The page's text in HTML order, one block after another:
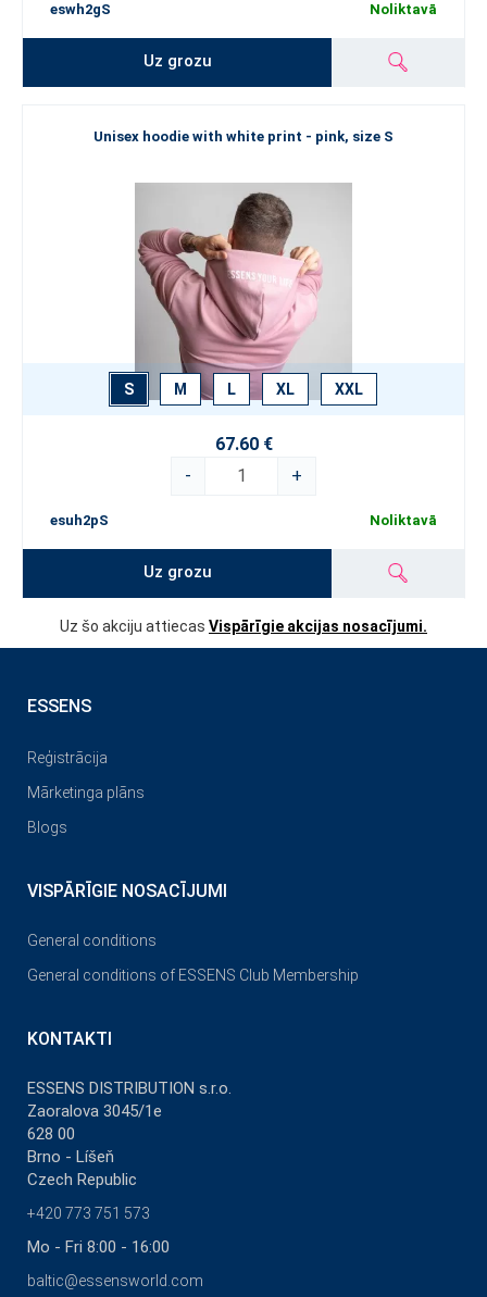
eswh2gS Noliktavā
Uz grozu
Unisex hoodie with white print - pink, size S
S M L XL XXL
67.60 €
-
+
esuh2pS Noliktavā
Uz grozu
Uz šo akciju attiecas Vispārīgie akcijas nosacījumi.
ESSENS
Reģistrācija
Mārketinga plāns
Blogs
VISPĀRĪGIE NOSACĪJUMI
General conditions
General conditions of ESSENS Club Membership
KONTAKTI
ESSENS DISTRIBUTION s.r.o.
Zaoralova 3045/1e
628 00
Brno - Líšeň
Czech Republic
+420 773 751 573
Mo - Fri 8:00 - 16:00
baltic@essensworld.com